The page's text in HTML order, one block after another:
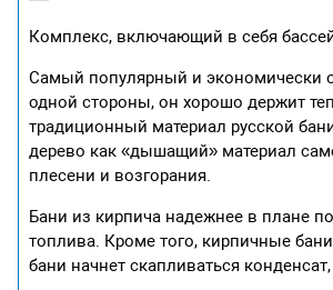
Комплекс, включающий в себя
Самый популярный и экономически
одной стороны, он хорошо держит
традиционный материал русской
дерево как «дышащий» материал
плесени и возгорания.
Бани из кирпича надежнее в плане
топлива. Кроме того, кирпичные
бани начнет скапливаться